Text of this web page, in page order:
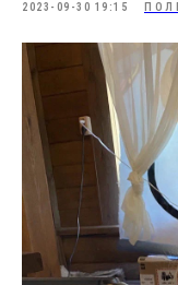
2023-09-30 19:15